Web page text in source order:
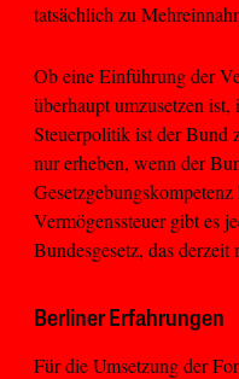
tatsächlich zu
Ob eine Einführung der
überhaupt umzusetzen
Steuerpolitik ist der Bund
nur erheben, wenn der
Vermögenssteuer gibt es
Bundesgesetz, das
Berliner Erfahrungen
Für die Umsetzung der